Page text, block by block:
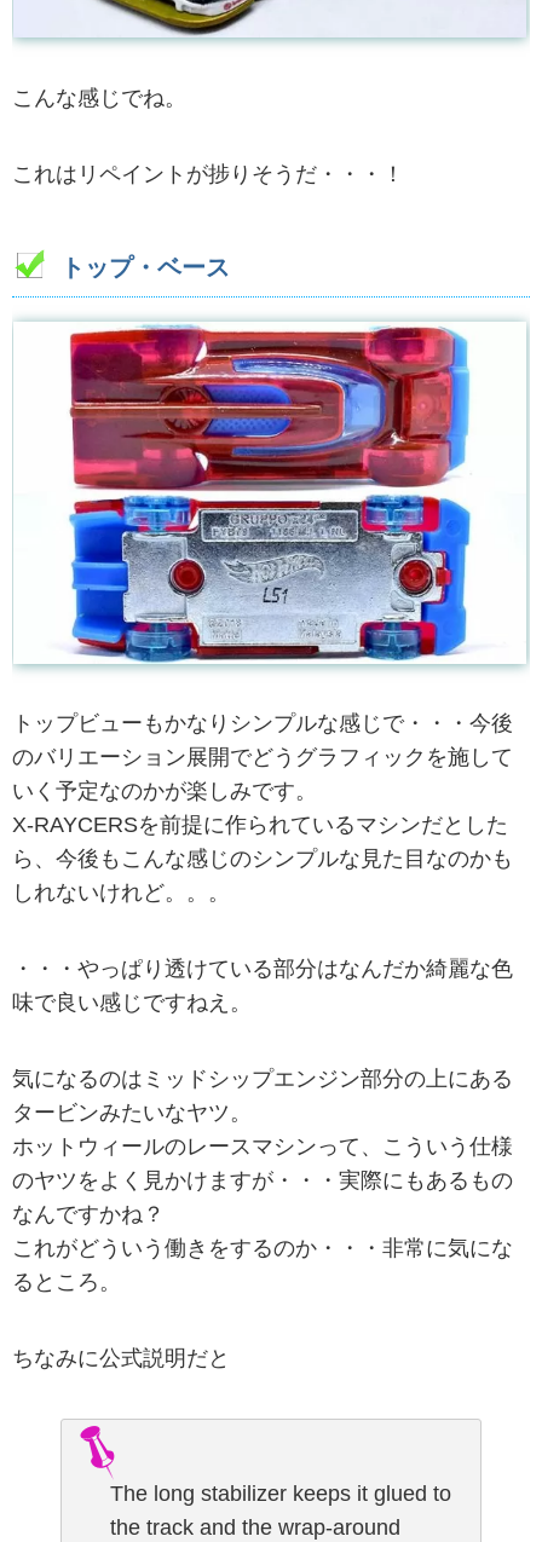
こんな感じでね。
これはリペイントが捗りそうだ・・・！
トップ・ベース
トップビューもかなりシンプルな感じで・・・今後
のバリエーション展開でどうグラフィックを施して
いく予定なのかが楽しみです。
X-RAYCERSを前提に作られているマシンだとした
ら、今後もこんな感じのシンプルな見た目なのかも
しれないけれど。。。
・・・やっぱり透けている部分はなんだか綺麗な色
味で良い感じですねえ。
気になるのはミッドシップエンジン部分の上にある
タービンみたいなヤツ。
ホットウィールのレースマシンって、こういう仕様
のヤツをよく見かけますが・・・実際にもあるもの
なんですかね？
これがどういう働きをするのか・・・非常に気にな
るところ。
ちなみに公式説明だと
The long stabilizer keeps it glued to
the track and the wrap-around